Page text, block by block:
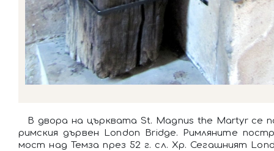
В двора на църквата St. Magnus the Martyr се
римския дървен London Bridge. Римляните
мост над Темза през 52 г. сл. Хр. Сегашният